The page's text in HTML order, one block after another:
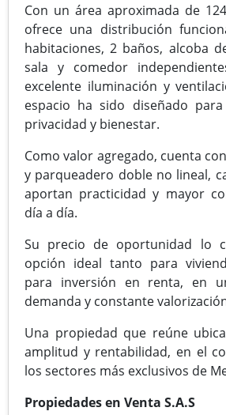
Con un área aproximada de
ofrece una distribución
habitaciones, 2 baños, alcoba
sala y comedor
excelente iluminación y
espacio ha sido diseñado
privacidad y bienestar.
Como valor agregado, cuenta
y parqueadero doble no lineal,
aportan practicidad y mayor
día a día.
Su precio de oportunidad lo
opción ideal tanto para
para inversión en renta, en
demanda y constante
Una propiedad que reúne
amplitud y rentabilidad, en el
los sectores más exclusivos de
Propiedades en Venta S.A.S